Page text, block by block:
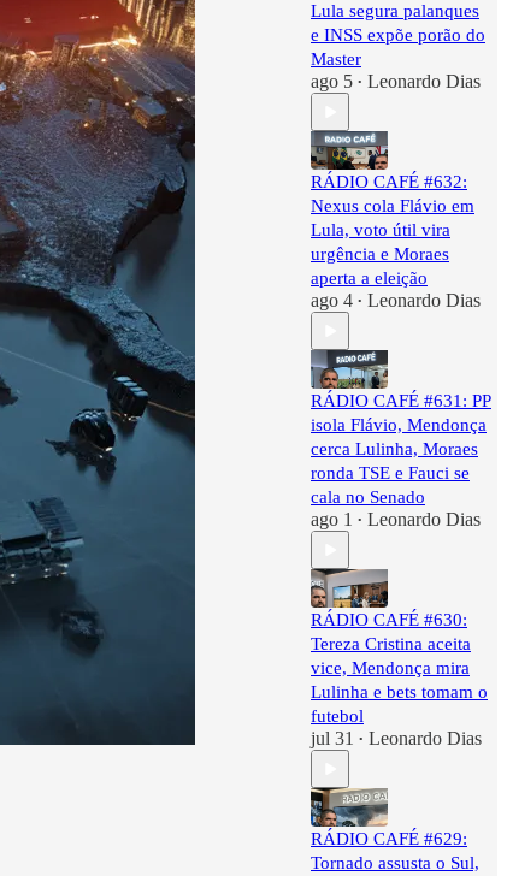
Lula segura palanques
e INSS expõe porão do
Master
ago 5 • Leonardo Dias
RÁDIO CAFÉ #632:
Nexus cola Flávio em
Lula, voto útil vira
urgência e Moraes
aperta a eleição
ago 4 • Leonardo Dias
RÁDIO CAFÉ #631: PP
isola Flávio, Mendonça
cerca Lulinha, Moraes
ronda TSE e Fauci se
cala no Senado
ago 1 • Leonardo Dias
RÁDIO CAFÉ #630:
Tereza Cristina aceita
vice, Mendonça mira
Lulinha e bets tomam o
futebol
jul 31 • Leonardo Dias
RÁDIO CAFÉ #629:
Tornado assusta o Sul,